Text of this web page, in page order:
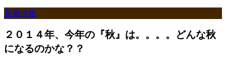
新着情報
２０１４年、今年の『秋』は。。。。どんな秋
になるのかな？？